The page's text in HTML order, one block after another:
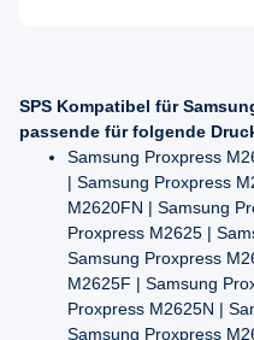
SPS Kompatibel für
passende für folgende
Samsung Proxpress
| Samsung Proxpress
M2620FN | Samsung
Proxpress M2625 |
Samsung Proxpress
M2625F | Samsung
Proxpress M2625N |
Samsung Proxpress